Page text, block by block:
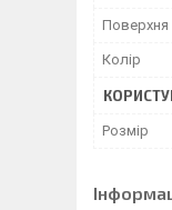
Поверхня
Колір
Розмір